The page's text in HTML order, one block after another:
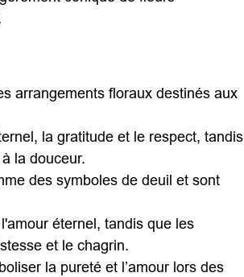
arrangements floraux destinés aux
la gratitude et le respect, tandis
la douceur.
des symboles de deuil et sont
l'amour éternel, tandis que les
et le chagrin.
la pureté et l’amour lors des